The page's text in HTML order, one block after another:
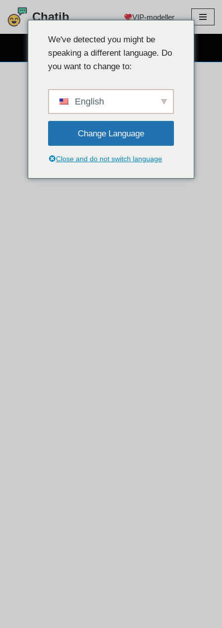
Hoppa
Chatib VIP-modeller
We've detected you might be
speaking a different language. Do
you want to change to:
English
Change Language
Close and do not switch language